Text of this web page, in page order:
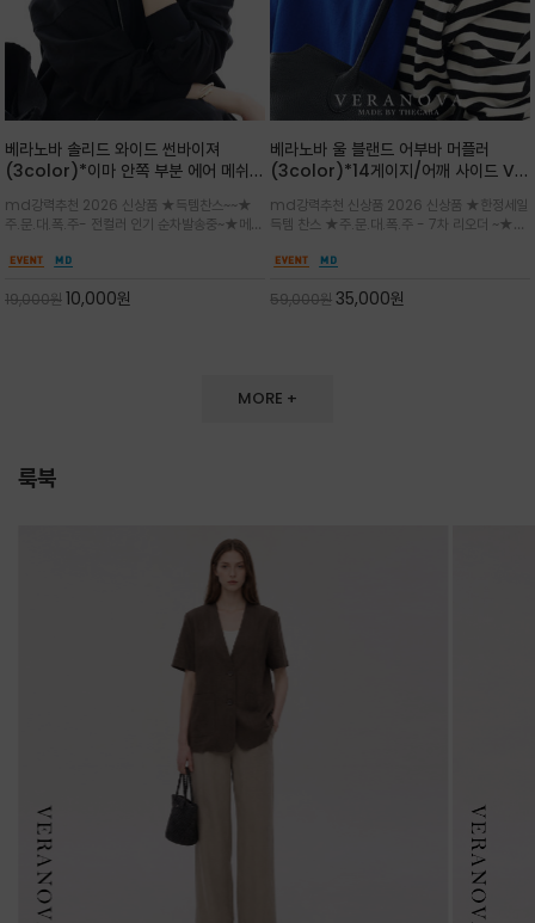
베라노바 솔리드 와이드 썬바이져
(3color)*이마 안쪽 부분 에어 메쉬
노바 심볼 전사 인쇄(Transfer
Printing)뒷밴딩으로 사이즈 조절이 가
능해 누구나 안정적으로 착용
md강력추천 2026 신상품 ★득템찬스~~★
주.문.대.폭.주- 전컬러 인기 순차발송중~★메쉬
일 보송보송한 스킨케어 핏(Skin-care fit)을
프,여행까지~~
19,000원10,000원
베라노바 울 블랜드 어부바 머플러
(3color)*14게이지/어깨 사이드 VN
잡는 감각적인 레이어드 니트 어부바숄/
뒷면의 은은한 V자 조직감과 부드러운
터치감으로 완성도를 높였으며, 단조로
md강력추천 신상품 2026 신상품 ★한정세일
득템 찬스 ★주.문.대.폭.주 - 7차 리오더 ~★셔
인트를 주기 좋으며, 소매 끝단에 위치한 실버
스러움을 동시에
59,000원35,000원
MORE +
룩북